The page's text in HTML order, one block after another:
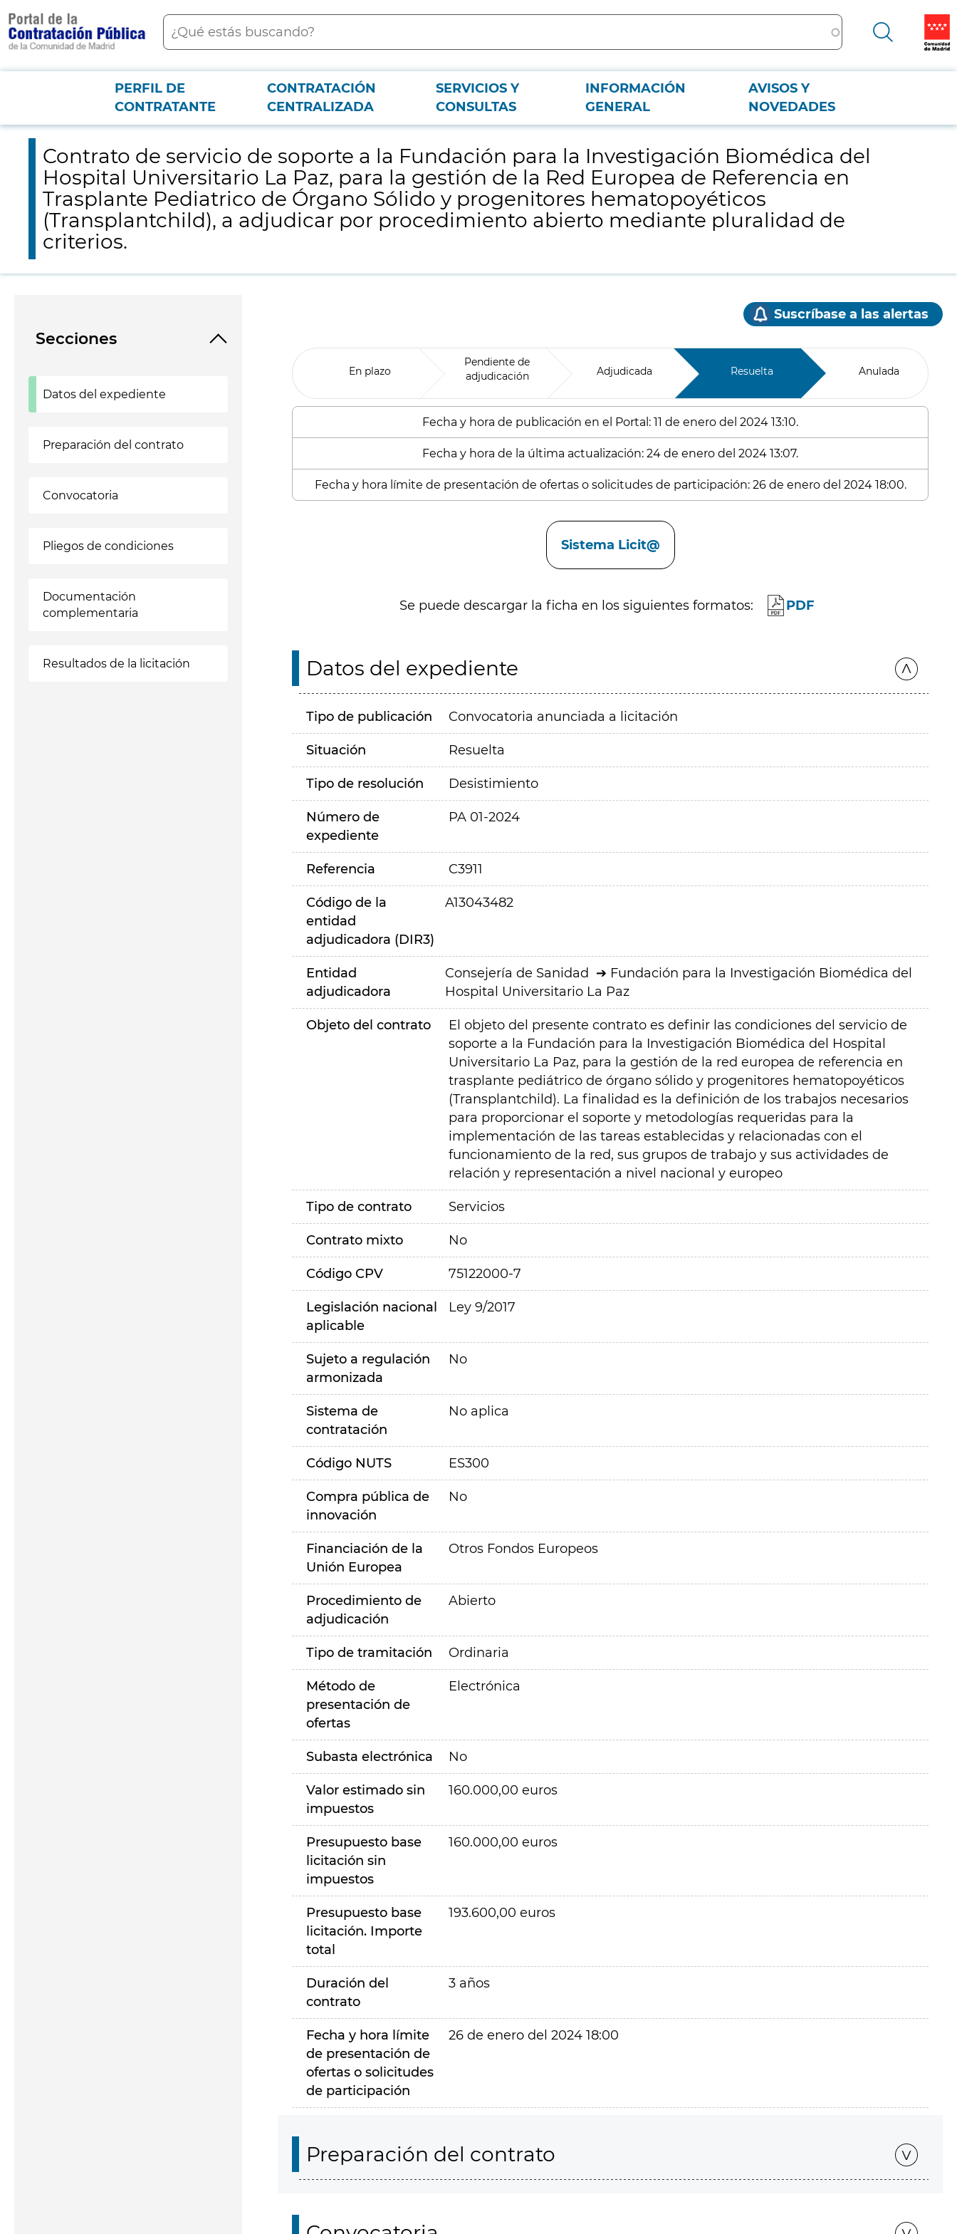
contenido
principal
Buscar
Menú PCON
PERFIL DE
CONTRATANTE
CONTRATACIÓN
CENTRALIZADA
SERVICIOS Y
CONSULTAS
INFORMACIÓN
GENERAL
AVISOS Y
NOVEDADES
Contrato de servicio de soporte a la Fundación para la Investigación Biomédica del Hospital Universitario La Paz, para la gestión de la Red Europea de Referencia en Trasplante Pediatrico de Órgano Sólido y
progenitores hematopoyéticos (Transplantchild), a adjudicar por procedimiento abierto mediante pluralidad de criterios.
Contrato de servicio de soporte a la Fundación para la Investigación Biomédica del
Hospital Universitario La Paz, para la gestión de la Red Europea de Referencia en
Trasplante Pediatrico de Órgano Sólido y progenitores hematopoyéticos
(Transplantchild), a adjudicar por procedimiento abierto mediante pluralidad de
criterios.
Secciones
Datos del expediente
Preparación del contrato
Convocatoria
Pliegos de condiciones
Documentación
complementaria
Resultados de la licitación
Suscríbase a las alertas
En plazo
Pendiente de
adjudicación
Adjudicada Resuelta Anulada
Fecha y hora de publicación en el Portal: 11 de enero del 2024 13:10.
Fecha y hora de la última actualización: 24 de enero del 2024 13:07.
Fecha y hora límite de presentación de ofertas o solicitudes de participación: 26 de enero del 2024 18:00.
Sistema Licit@
Se puede descargar la ficha en los siguientes formatos: PDF
Datos del expediente
Tipo de publicación Convocatoria anunciada a licitación
Situación Resuelta
Tipo de resolución Desistimiento
Número de
expediente
PA 01-2024
Referencia C3911
Código de la
entidad
adjudicadora (DIR3)
A13043482
Entidad
adjudicadora
Consejería de Sanidad
Fundación para la Investigación Biomédica del
Hospital Universitario La Paz
Objeto del contrato
El objeto del presente contrato es definir las condiciones del servicio de
soporte a la Fundación para la Investigación Biomédica del Hospital
Universitario La Paz, para la gestión de la red europea de referencia en
trasplante pediátrico de órgano sólido y progenitores hematopoyéticos
(Transplantchild). La finalidad es la definición de los trabajos necesarios
para proporcionar el soporte y metodologías requeridas para la
implementación de las tareas establecidas y relacionadas con el
funcionamiento de la red, sus grupos de trabajo y sus actividades de
relación y representación a nivel nacional y europeo
Tipo de contrato Servicios
Contrato mixto No
Código CPV 75122000-7
Legislación nacional
aplicable
Ley 9/2017
Sujeto a regulación
armonizada
No
Sistema de
contratación
No aplica
Código NUTS ES300
Compra pública de
innovación
No
Financiación de la
Unión Europea
Otros Fondos Europeos
Procedimiento de
adjudicación
Abierto
Tipo de tramitación Ordinaria
Método de
presentación de
ofertas
Electrónica
Subasta electrónica No
Valor estimado sin
impuestos
160.000,00 euros
Presupuesto base
licitación sin
impuestos
160.000,00 euros
Presupuesto base
licitación. Importe
total
193.600,00 euros
Duración del
contrato
3 años
Fecha y hora límite
de presentación de
ofertas o solicitudes
de participación
26 de enero del 2024 18:00
Preparación del contrato